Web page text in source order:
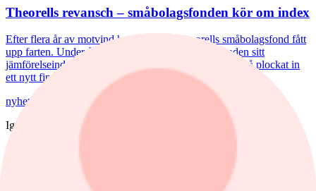
Theorells revansch – småbolagsfonden kör om index
Efter flera år av motvind har Henrietta Theorells småbolagsfond fått
upp farten. Under årets första sex månader slog fonden sitt
jämförelseindex med 5,6 procentenheter. Hon har också plockat in
ett nytt finskt bolag i portföljen.
nyheter
Lundin Mining
Igår, 15:36
kassaflödesförväntningarna